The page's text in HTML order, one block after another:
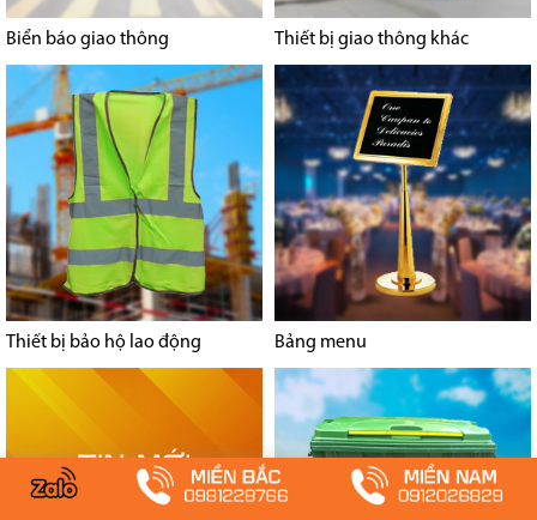
Biển báo giao thông Thiết bị giao thông khác
Thiết bị bảo hộ lao động Bảng menu